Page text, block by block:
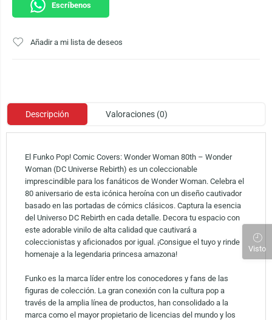
Escríbenos
Añadir a mi lista de deseos
Descripción Valoraciones (0)
El Funko Pop! Comic Covers: Wonder Woman 80th – Wonder
Woman (DC Universe Rebirth) es un coleccionable
imprescindible para los fanáticos de Wonder Woman. Celebra el
80 aniversario de esta icónica heroína con un diseño cautivador
basado en las portadas de cómics clásicos. Captura la esencia
del Universo DC Rebirth en cada detalle. Decora tu espacio con
este adorable vinilo de alta calidad que cautivará a
coleccionistas y aficionados por igual. ¡Consigue el tuyo y rinde
homenaje a la legendaria princesa amazona!
Funko es la marca líder entre los conocedores y fans de las
figuras de colección. La gran conexión con la cultura pop a
través de la amplia línea de productos, han consolidado a la
marca como el mayor propietario de licencias del mundo y los
Visto